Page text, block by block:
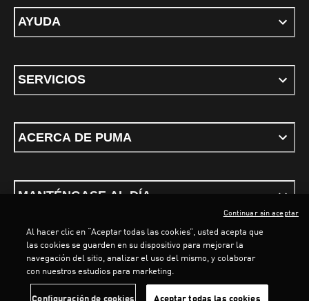
LOADING...
AYUDA
SERVICIOS
ACERCA DE PUMA
MANTÉNGASE AL DÍA
Términos y condicionesPolítica de Privacidad
Al hacer clic en “Aceptar todas las cookies”, usted acepta que
las cookies se guarden en su dispositivo para mejorar la
navegación del sitio, analizar el uso del mismo, y colaborar
con nuestros estudios para marketing.
Configuración de cookies Aceptar todas las cookies
Continuar sin aceptar